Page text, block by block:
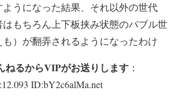
うになった結果、それ以外の世代
はもちろん上下板挟み状態のバブル世
）が翻弄されるようになったわけ
ねるからVIPがお送りします ：
ID:bY2c6alMa.net